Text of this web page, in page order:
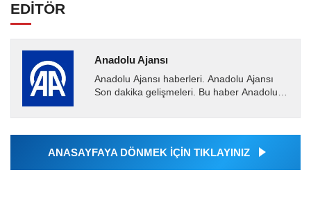
EDİTÖR
Anadolu Ajansı
Anadolu Ajansı haberleri. Anadolu Ajansı
Son dakika gelişmeleri. Bu haber Anadolu
Ajansı tarafından...
ANASAYFAYA DÖNMEK İÇİN TIKLAYINIZ